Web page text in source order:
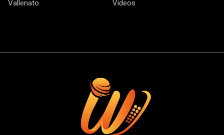
Vallenato
Videos